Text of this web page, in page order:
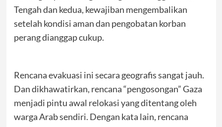
Tengah dan kedua, kewajiban mengembalikan
setelah kondisi aman dan pengobatan korban
perang dianggap cukup.
Rencana evakuasi ini secara geografis sangat jauh.
Dan dikhawatirkan, rencana “pengosongan” Gaza
menjadi pintu awal relokasi yang ditentang oleh
warga Arab sendiri. Dengan kata lain, rencana